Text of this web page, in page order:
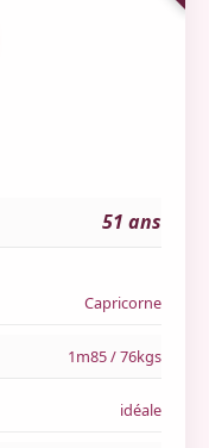
51 ans
Capricorne
1m85 / 76kgs
idéale